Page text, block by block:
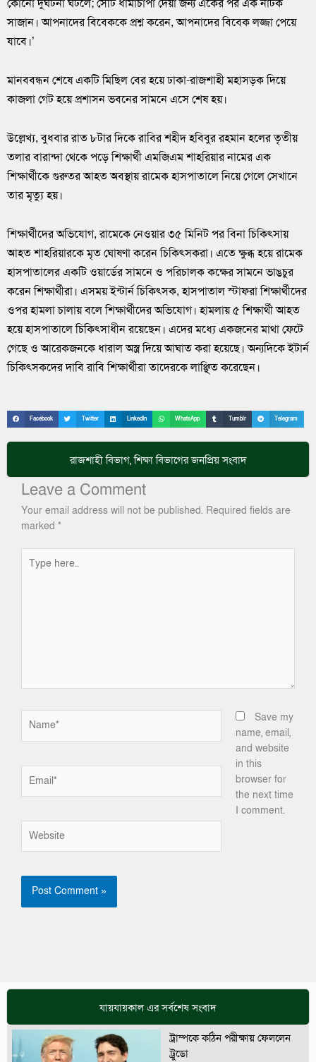
কোনো দুর্ঘটনা ঘটলে; সেটি ধামাচাপা দেয়া জন্য একের পর এক নাটক
সাজান। আপনাদের বিবেককে প্রশ্ন করেন, আপনাদের বিবেক লজ্জা পেয়ে
যাবে।’
মানববন্ধন শেষে একটি মিছিল বের হয়ে ঢাকা-রাজশাহী মহাসড়ক দিয়ে
কাজলা গেট হয়ে প্রশাসন ভবনের সামনে এসে শেষ হয়।
উল্লেখ্য, বুধবার রাত ৮টার দিকে রাবির শহীদ হবিবুর রহমান হলের তৃতীয়
তলার বারান্দা থেকে পড়ে শিক্ষার্থী এমজিএম শাহরিয়ার নামের এক
শিক্ষার্থীকে গুরুতর আহত অবস্থায় রামেক হাসপাতালে নিয়ে গেলে সেখানে
তার মৃত্যু হয়।
শিক্ষার্থীদের অভিযোগ, রামেকে নেওয়ার ৩৫ মিনিট পর বিনা চিকিৎসায়
আহত শাহরিয়ারকে মৃত ঘোষণা করেন চিকিৎসকরা। এতে ক্ষুব্ধ হয়ে রামেক
হাসপাতালের একটি ওয়ার্ডের সামনে ও পরিচালক কক্ষের সামনে ভাঙচুর
করেন শিক্ষার্থীরা। এসময় ইন্টার্ন চিকিৎসক, হাসপাতাল স্টাফরা শিক্ষার্থীদের
ওপর হামলা চালায় বলে শিক্ষার্থীদের অভিযোগ। হামলায় ৫ শিক্ষার্থী আহত
হয়ে হাসপাতালে চিকিৎসাধীন রয়েছেন। এদের মধ্যে একজনের মাথা ফেটে
গেছে ও আরেকজনকে ধারাল অস্ত্র দিয়ে আঘাত করা হয়েছে। অন্যদিকে ইটার্ন
চিকিৎসকদের দাবি রাবি শিক্ষার্থীরা তাদেরকে লাঞ্ছিত করেছেন।
Facebook Twitter LinkedIn WhatsApp Tumblr Telegram
রাজশাহী বিভাগ,শিক্ষাবিভাগের জনপ্রিয় সংবাদ
Leave a Comment
Your email address will not be published. Required fields are
marked *
here..
Save my
name, email,
and website
in this
browser for
the next time
I comment.
যায়যায়কাল এর সর্বশেষ সংবাদ
ট্রাম্পকে কঠিন পরীক্ষায় ফেললেন
ট্রুডো